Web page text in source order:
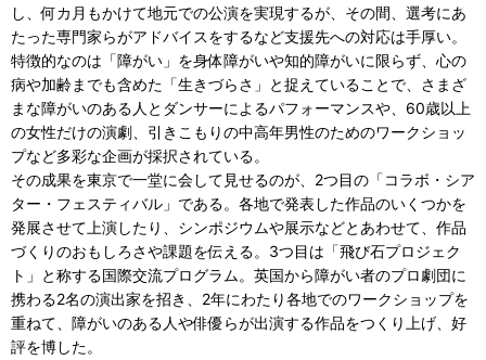
し、何カ月もかけて地元での公演を実現するが、その間、選考にあ
たった専門家らがアドバイスをするなど支援先への対応は手厚い。
特徴的なのは「障がい」を身体障がいや知的障がいに限らず、心の
病や加齢までも含めた「生きづらさ」と捉えていることで、さまざ
まな障がいのある人とダンサーによるパフォーマンスや、60歳以上
の女性だけの演劇、引きこもりの中高年男性のためのワークショッ
プなど多彩な企画が採択されている。
その成果を東京で一堂に会して見せるのが、2つ目の「コラボ・シア
ター・フェスティバル」である。各地で発表した作品のいくつかを
発展させて上演したり、シンポジウムや展示などとあわせて、作品
づくりのおもしろさや課題を伝える。3つ目は「飛び石プロジェク
ト」と称する国際交流プログラム。英国から障がい者のプロ劇団に
携わる2名の演出家を招き、2年にわたり各地でのワークショップを
重ねて、障がいのある人や俳優らが出演する作品をつくり上げ、好
評を博した。